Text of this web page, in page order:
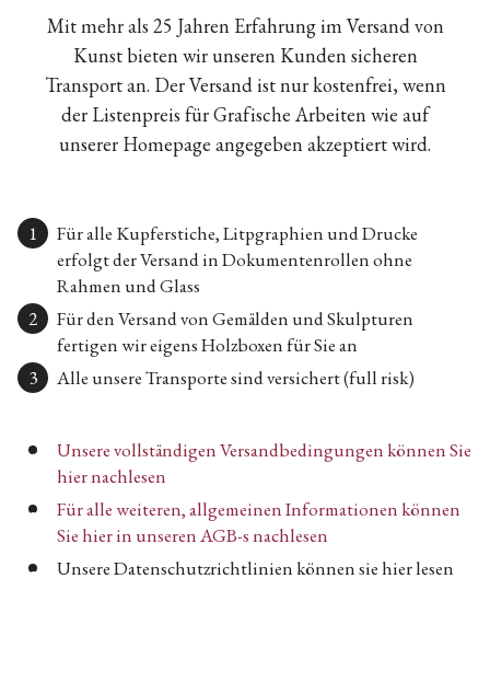
Mit mehr als 25 Jahren Erfahrung im Versand von
Kunst bieten wir unseren Kunden sicheren
Transport an. Der Versand ist nur kostenfrei, wenn
der Listenpreis für Grafische Arbeiten wie auf
unserer Homepage angegeben akzeptiert wird.
Für alle Kupferstiche, Litpgraphien und Drucke
erfolgt der Versand in Dokumentenrollen ohne
Rahmen und Glass
Für den Versand von Gemälden und Skulpturen
fertigen wir eigens Holzboxen für Sie an
Alle unsere Transporte sind versichert (full risk)
Unsere vollständigen Versandbedingungen können Sie
hier nachlesen
Für alle weiteren, allgemeinen Informationen können
Sie hier in unseren AGB-s nachlesen
Unsere Datenschutzrichtlinien können sie hier lesen